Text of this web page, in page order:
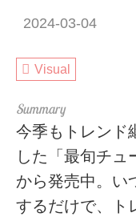
2024-03-04
Visual
今季もトレンド
した「最旬チュ
から発売中。い
するだけで、ト